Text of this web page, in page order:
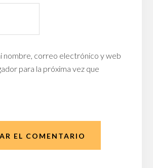
nombre, correo electrónico y web
para la próxima vez que